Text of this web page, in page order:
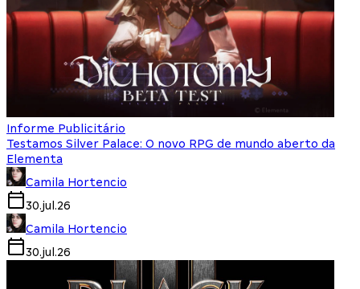
Informe Publicitário
Testamos Silver Palace: O novo RPG de mundo aberto da
Elementa
Camila Hortencio
30.jul.26
Camila Hortencio
30.jul.26